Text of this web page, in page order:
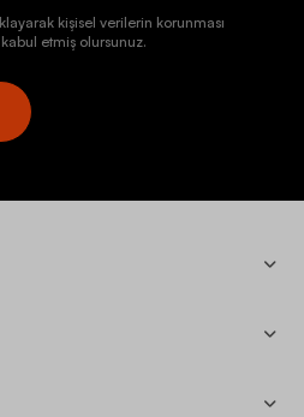
kişisel verilerin korunması
etmiş olursunuz.